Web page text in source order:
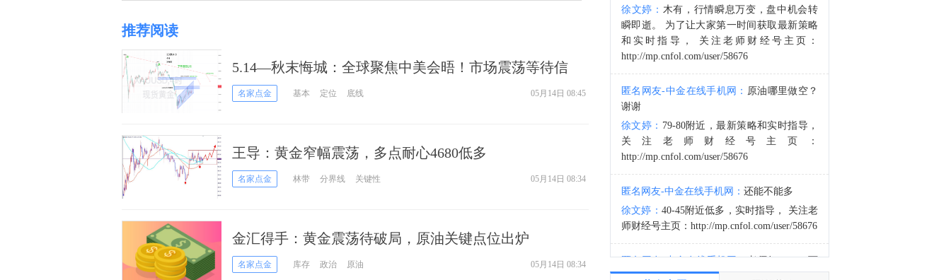
推荐阅读
5.14—秋末悔城：全球聚焦中美会晤！市场震荡等待信
号！
名家点金 基本 定位 底线 05月14日 08:45
王导：黄金窄幅震荡，多点耐心4680低多
名家点金 林带 分界线 关键性 05月14日 08:34
金汇得手：黄金震荡待破局，原油关键点位出炉
名家点金 库存 政治 原油 05月14日 08:34
21:58:46
据阿曼国家通讯社：阿曼方面谴责（伊朗）在霍尔木兹海峡过境时对船只的反复攻击。
徐文婷： 木有，行情瞬息万变，盘中机会转
瞬即逝。 为了让大家第一时间获取最新策略
和实时指导， 关注老师财经号主页：
http://mp.cnfol.com/user/58676
匿名网友-中金在线手机网： 原油哪里做空？
谢谢
徐文婷： 79-80附近，最新策略和实时指导，
关注老师财经号主页：
http://mp.cnfol.com/user/58676
匿名网友-中金在线手机网： 还能不能多
徐文婷： 40-45附近低多，实时指导， 关注老
师财经号主页：http://mp.cnfol.com/user/58676
匿名网友-中金在线手机网：老师好，4345可
以多吗？